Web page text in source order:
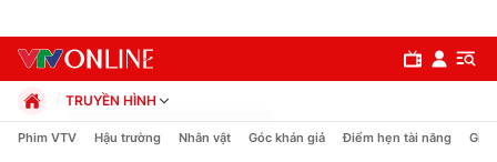
TRUYỀN HÌNH
Chính trị
Phim VTV Hậu trường Nhân vật Góc khán giả Điểm hẹn tài năng Giải